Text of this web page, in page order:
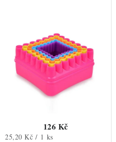
126 Kč
Měrná
25,20 Kč / 1 ks